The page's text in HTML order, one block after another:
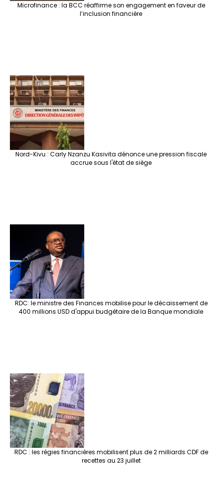
Microfinance : la BCC réaffirme son engagement en faveur de
l’inclusion financière
Nord-Kivu : Carly Nzanzu Kasivita dénonce une pression fiscale
accrue sous l'état de siège
RDC: le ministre des Finances mobilise pour le décaissement de
400 millions USD d'appui budgétaire de la Banque mondiale
RDC : les régies financières mobilisent plus de 2 milliards CDF de
recettes au 23 juillet